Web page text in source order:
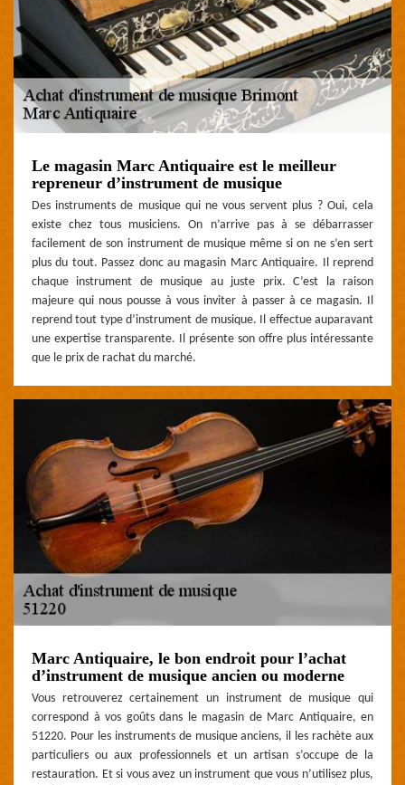
Le magasin Marc Antiquaire est le meilleur
repreneur d’instrument de musique
Des instruments de musique qui ne vous servent plus ? Oui, cela
existe chez tous musiciens. On n’arrive pas à se débarrasser
facilement de son instrument de musique même si on ne s’en sert
plus du tout. Passez donc au magasin Marc Antiquaire. Il reprend
chaque instrument de musique au juste prix. C’est la raison
majeure qui nous pousse à vous inviter à passer à ce magasin. Il
reprend tout type d’instrument de musique. Il effectue auparavant
une expertise transparente. Il présente son offre plus intéressante
que le prix de rachat du marché.
Marc Antiquaire, le bon endroit pour l’achat
d’instrument de musique ancien ou moderne
Vous retrouverez certainement un instrument de musique qui
correspond à vos goûts dans le magasin de Marc Antiquaire, en
51220. Pour les instruments de musique anciens, il les rachète aux
particuliers ou aux professionnels et un artisan s’occupe de la
restauration. Et si vous avez un instrument que vous n’utilisez plus,